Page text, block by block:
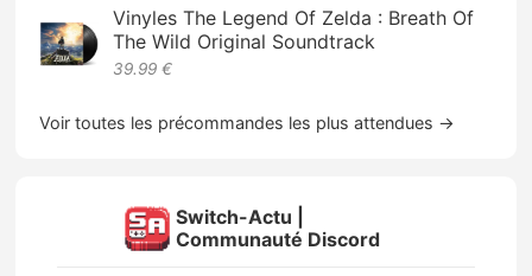
Vinyles The Legend Of Zelda : Breath Of
The Wild Original Soundtrack
39.99 €
Voir toutes les précommandes les plus attendues →
Switch-Actu |
Communauté Discord